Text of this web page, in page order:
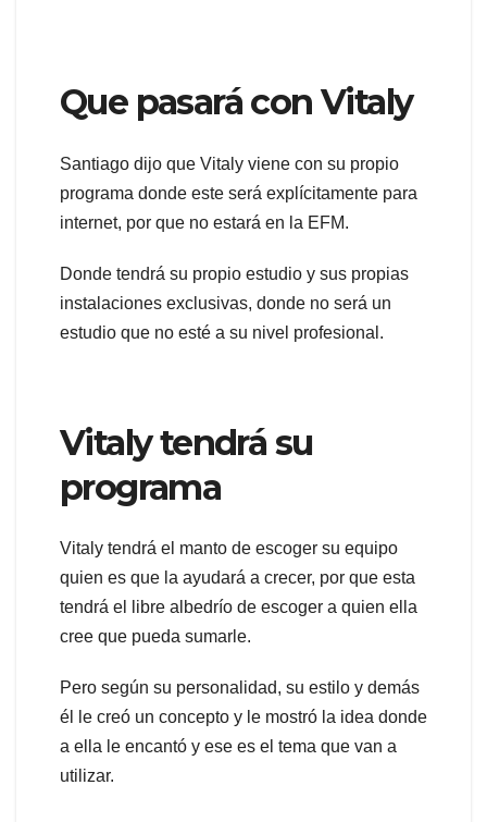
Que pasará con Vitaly
Santiago dijo que Vitaly viene con su propio
programa donde este será explícitamente para
internet, por que no estará en la EFM.
Donde tendrá su propio estudio y sus propias
instalaciones exclusivas, donde no será un
estudio que no esté a su nivel profesional.
Vitaly tendrá su
programa
Vitaly tendrá el manto de escoger su equipo
quien es que la ayudará a crecer, por que esta
tendrá el libre albedrío de escoger a quien ella
cree que pueda sumarle.
Pero según su personalidad, su estilo y demás
él le creó un concepto y le mostró la idea donde
a ella le encantó y ese es el tema que van a
utilizar.